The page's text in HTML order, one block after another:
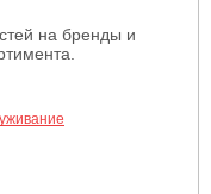
на бренды и